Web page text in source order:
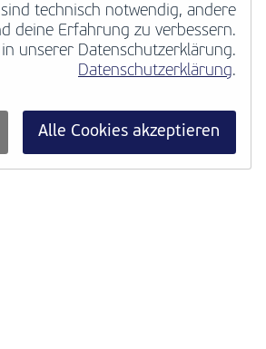
technisch notwendig, andere
deine Erfahrung zu verbessern.
unserer Datenschutzerklärung.
Datenschutzerklärung.
Alle Cookies akzeptieren